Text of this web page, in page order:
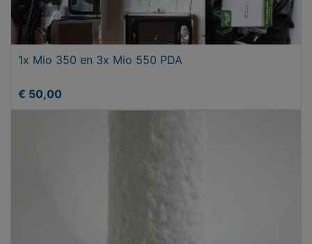
1x Mio 350 en 3x Mio 550 PDA
€ 50,00